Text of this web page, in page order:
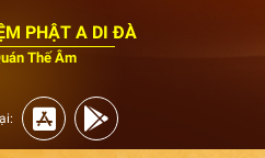
PHẬT A DI ĐÀ
Thế Âm